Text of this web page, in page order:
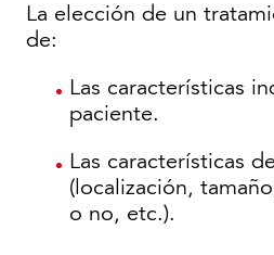
La elección de un
de:
Las características
paciente.
Las características
(localización,
o no, etc.).